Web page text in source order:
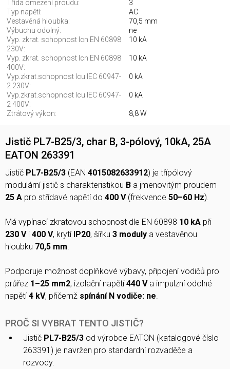
Třída omezení proudu:
3
Typ napětí:
AC
Vestavěná hloubka:
70,5 mm
Výbuchu odolný:
ne
Vyp. zkrat. schopnost lcn EN 60898
230V:
10 kA
Vyp. zkrat. schopnost lcn EN 60898
400V:
10 kA
Vyp.zkrat.schopnost Icu IEC 60947-
2 230V:
0 kA
Vyp.zkrat.schopnost Icu IEC 60947-
2 400V:
0 kA
Ztrátový výkon: 8,8 W
Jistič PL7-B25/3, char B, 3-pólový, 10kA, 25A
EATON 263391
Jistič PL7-B25/3 (EAN 4015082633912) je třípólový
modulární jistič s charakteristikou B a jmenovitým proudem
25 A pro střídavé napětí do 400 V(frekvence 50–60 Hz).
Má vypínací zkratovou schopnost dle EN 60898 10 kA při
230 Vi 400 V, krytí IP20, šířku 3 moduly a vestavěnou
hloubku 70,5 mm.
Podporuje možnost doplňkové výbavy, připojení vodičů pro
průřez 1–25 mm2, izolační napětí440 Va impulzní odolné
napětí4 kV, přičemž spínání N vodiče: ne.
PROČ SI VYBRAT TENTO JISTIČ?
Jistič PL7-B25/3 od výrobce EATON (katalogové číslo
263391) je navržen pro standardní rozvaděče a
rozvody.